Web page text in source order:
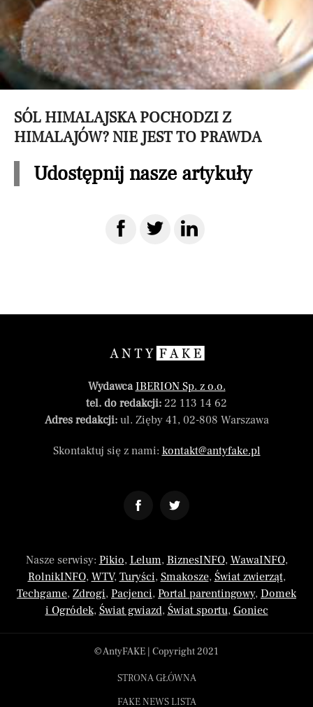
SÓL HIMALAJSKA POCHODZI Z
HIMALAJÓW? NIE JEST TO PRAWDA
Udostępnij nasze artykuły
WydawcaIBERION Sp. z o.o.
tel. do redakcji: 22 113 14 62
Adres redakcji:ul. Zięby 41, 02-808 Warszawa
Skontaktuj się z nami: kontakt@antyfake.pl
Nasze serwisy: Pikio, Lelum, BiznesINFO, WawaINFO,
RolnikINFO, WTV, Turyści, Smakosze, Świat zwierząt,
Techgame, Zdrogi, Pacjenci, Portal parentingowy, Domek
i Ogródek, Świat gwiazd, Świat sportu, Goniec
© AntyFAKE | Copyright 2021
STRONA GŁÓWNA
FAKE NEWS LISTA